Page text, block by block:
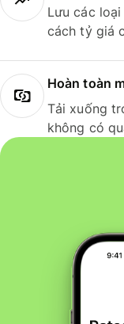
Lưu các
cách tỷ giá
Hoàn toàn
Tải xuống
không có